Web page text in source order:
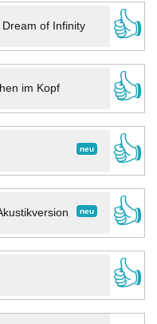
Dream of Infinity
👍
im Kopf
👍
neu
👍
neu
👍
👍